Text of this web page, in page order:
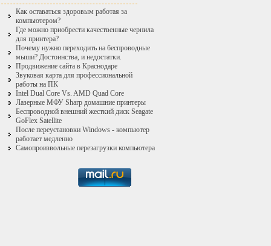
Как оставаться здоровым работая за
компьютером?
Где можно приобрести качественные чернила
для принтера?
Почему нужно переходить на беспроводные
мыши? Достоинства, и недостатки.
Продвижение сайта в Краснодаре
Звуковая карта для профессиональной
работы на ПК
Intel Dual Core Vs. AMD Quad Core
Лазерные МФУ Sharp домашние принтеры
Беспроводной внешний жесткий диск Seagate
GoFlex Satellite
После переустановки Windows - компьютер
работает медленно
Самопроизвольные перезагрузки компьютера